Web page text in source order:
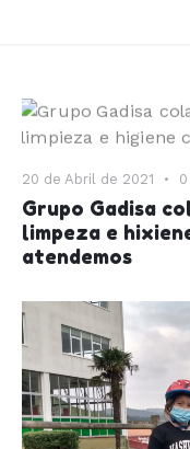
20 de Abril de 2021 0
Grupo Gadisa
limpeza e
atendemos